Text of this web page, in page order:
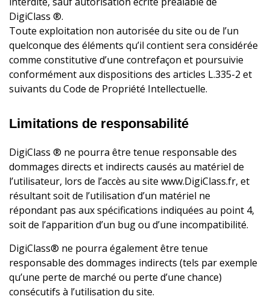
DigiClass ®.
Toute exploitation non autorisée du site ou de l’un
quelconque des éléments qu’il contient sera considérée
comme constitutive d’une contrefaçon et poursuivie
conformément aux dispositions des articles L.335-2 et
suivants du Code de Propriété Intellectuelle.
Limitations de responsabilité
DigiClass ® ne pourra être tenue responsable des
dommages directs et indirects causés au matériel de
l’utilisateur, lors de l’accès au site www.DigiClass.fr, et
résultant soit de l’utilisation d’un matériel ne
répondant pas aux spécifications indiquées au point 4,
soit de l’apparition d’un bug ou d’une incompatibilité.
DigiClass® ne pourra également être tenue
responsable des dommages indirects (tels par exemple
qu’une perte de marché ou perte d’une chance)
consécutifs à l’utilisation du site.